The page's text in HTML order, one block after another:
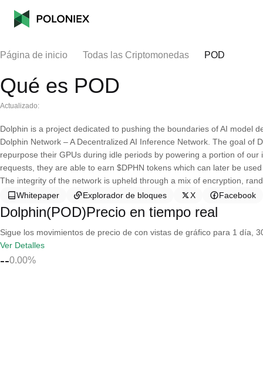
Página de inicio Todas las Criptomonedas POD
Qué es POD
Actualizado:
Dolphin is a project dedicated to pushing the boundaries of AI model
Dolphin Network – A Decentralized AI Inference Network. The goal of
repurpose their GPUs during idle periods by powering a portion of
requests, they are able to earn $DPHN tokens which can later be
The integrity of the network is upheld through a mix of encryption,
Whitepaper
Explorador de bloques X Facebook
Dolphin(POD)Precio en tiempo real
Sigue los movimientos de precio de con vistas de gráfico para 1 día,
Ver Detalles
--0.00%